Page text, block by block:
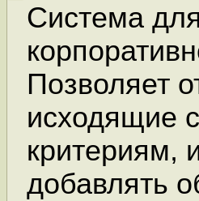
Система
Позволяет
исходящие
критериям,
добавлять